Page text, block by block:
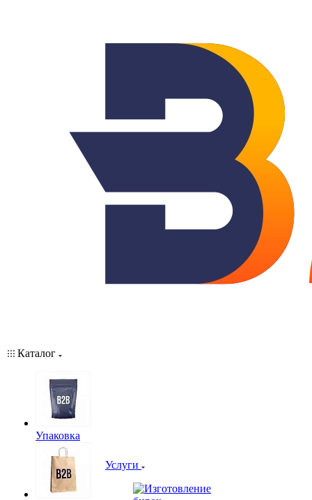
Каталог
Упаковка
Услуги